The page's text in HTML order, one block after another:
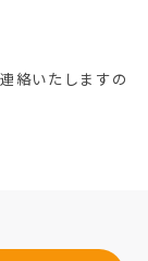
絡いたしますの